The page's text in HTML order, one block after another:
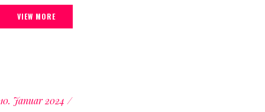
VIEW MORE
10. Januar 2024